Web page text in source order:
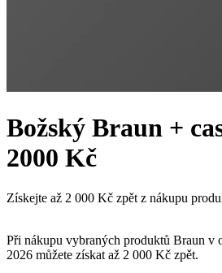
Božský Braun +
2000 Kč
Získejte až 2 000 Kč zpět z nákupu
Při nákupu vybraných produktů Braun v
2026 můžete získat až 2 000 Kč zpět.